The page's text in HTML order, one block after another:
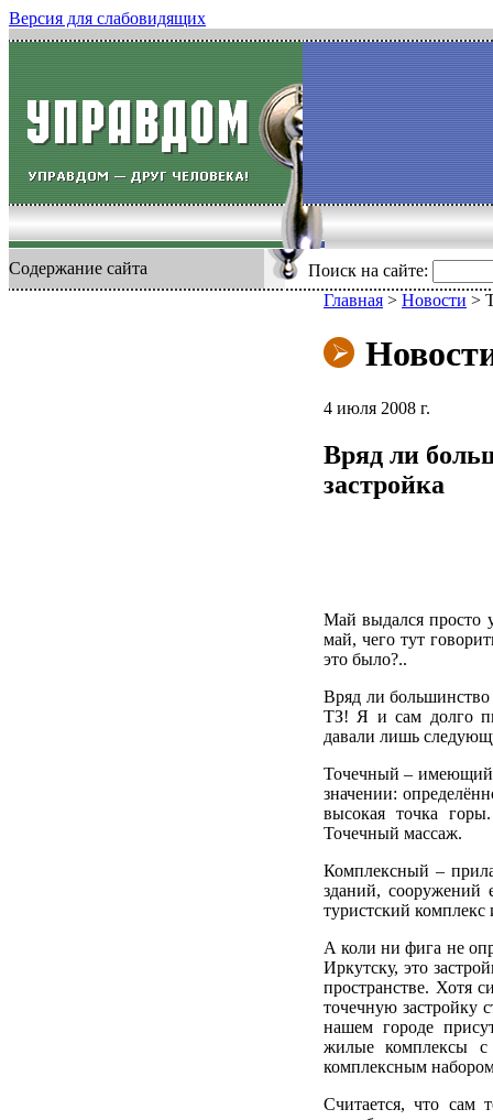
Версия для слабовидящих
Содержание сайта Поиск на сайте:
Главная > Новости >
4 июля 2008 г.
Вряд ли
застройка
Май выдался просто
май, чего тут
это было?..
Вряд ли большинство
ТЗ! Я и сам долго
давали лишь
Точечный – имеющий
значении:
высокая точка
Точечный массаж.
Комплексный –
зданий, сооружений
туристский комплекс
А коли ни фига не
Иркутску, это
пространстве. Хотя
точечную застройку
нашем городе
жилые комплексы с
комплексным
Считается, что сам